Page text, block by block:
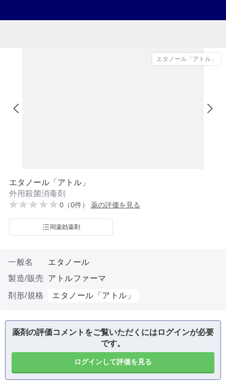
エタノール「アトル」
エタノール「アトル」
外用殺菌消毒剤
0（0件） 薬の評価を見る
同薬効薬剤
一般名
エタノール
製造/販売
アトルファーマ
剤形/規格
エタノール「アトル」
薬剤の評価コメントをご覧いただくにはログインが必要
です。
ログインして評価を見る